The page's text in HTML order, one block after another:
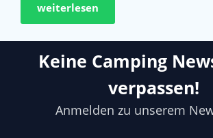
weiterlesen
Keine Camping
verpassen!
Anmelden zu unserem